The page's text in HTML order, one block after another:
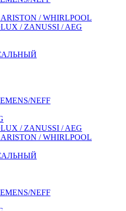
/ WHIRLPOOL
/ ZANUSSI / AEG
NEFF
/ ZANUSSI / AEG
/ WHIRLPOOL
NEFF